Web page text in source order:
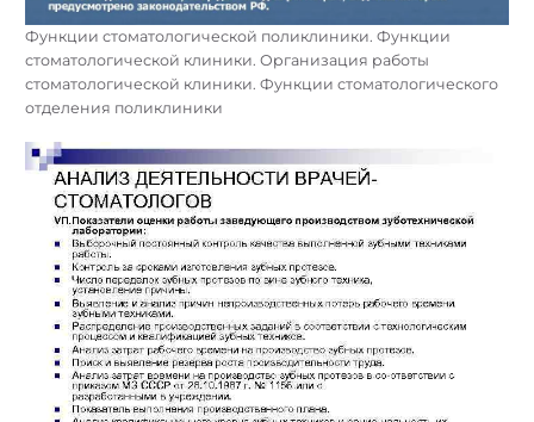
Функции стоматологической поликлиники. Функции
стоматологической клиники. Организация работы
стоматологической клиники. Функции стоматологического
отделения поликлиники